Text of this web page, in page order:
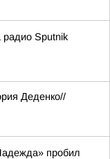
радио Sputnik
Деденко//
пробил